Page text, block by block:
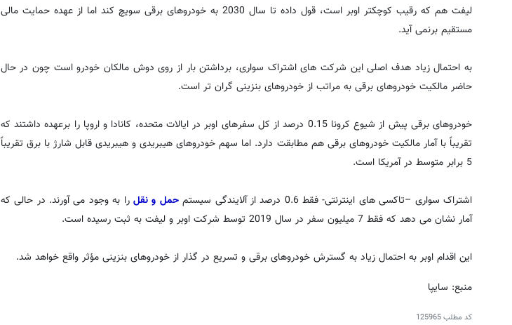
لیفت هم که رقیب کوچکتر اوبر است، قول داده تا سال 2030 به خودروهای برقی سویچ کند اما از عهده حمایت مالی
مستقیم برنمی آید.
به احتمال زیاد هدف اصلی این شرکت های اشتراک سواری،‌ برداشتن بار از روی دوش مالکان خودرو است چون در حال
حاضر مالکیت خودروهای برقی به مراتب از خودروهای بنزینی گران تر است.
خودروهای برقی پیش از شیوع کرونا 0.15 درصد از کل سفرهای اوبر در ایالات متحده، کانادا و اروپا را برعهده داشتند که
تقریباً با آمار مالکیت خودروهای برقی هم مطابقت دارد. اما سهم خودروهای هیبریدی و هیبریدی قابل شارژ با برق تقریباً
5 برابر متوسط در آمریکا است.
اشتراک سواری –تاکسی های اینترنتی- فقط 0.6 درصد از آلایندگی سیستم حمل و نقل را به وجود می آورند. در حالی که
آمار نشان می دهد که فقط 7 میلیون سفر در سال 2019 توسط شرکت اوبر و لیفت به ثبت رسیده است.
این اقدام اوبر به احتمال زیاد به گسترش خودروهای برقی و تسریع در گذار از خودروهای بنزینی مؤثر واقع خواهد شد.
منبع: سایپا
کد مطلب125965